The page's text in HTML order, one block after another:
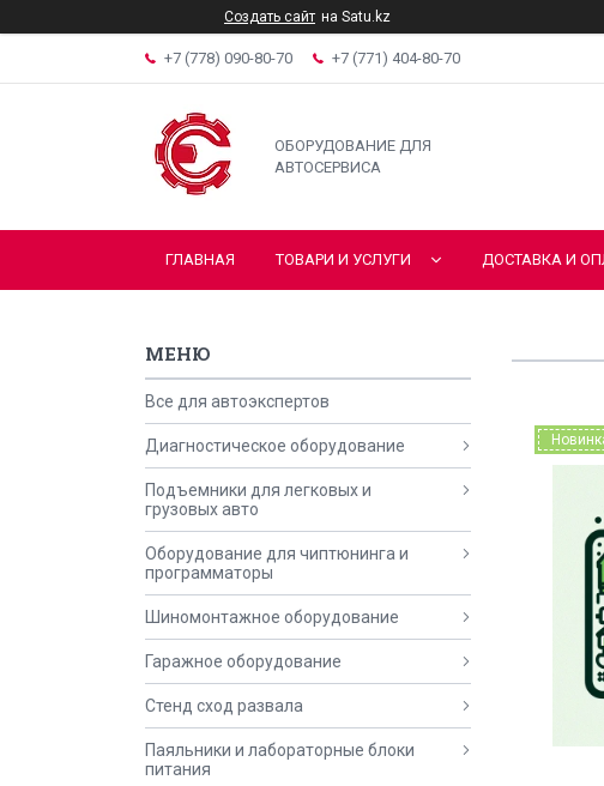
Создать сайт на Satu.kz
+7 (778) 090-80-70 +7 (771) 404-80-70
ОБОРУДОВАНИЕ ДЛЯ
АВТОСЕРВИСА
ГЛАВНАЯ ТОВАРИ И УСЛУГИ ДОСТАВКА И
Все для автоэкспертов
Диагностическое оборудование
Подъемники для легковых и
грузовых авто
Оборудование для чиптюнинга и
программаторы
Шиномонтажное оборудование
Гаражное оборудование
Стенд сход развала
Паяльники и лабораторные блоки
питания